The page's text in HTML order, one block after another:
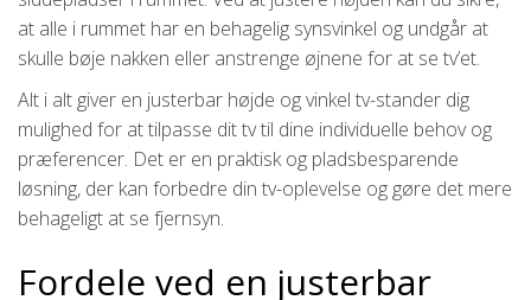
at alle i rummet har en behagelig synsvinkel og undgår at
skulle bøje nakken eller anstrenge øjnene for at se tv’et.
Alt i alt giver en justerbar højde og vinkel tv-stander dig
mulighed for at tilpasse dit tv til dine individuelle behov og
præferencer. Det er en praktisk og pladsbesparende
løsning, der kan forbedre din tv-oplevelse og gøre det mere
behageligt at se fjernsyn.
Fordele ved en justerbar